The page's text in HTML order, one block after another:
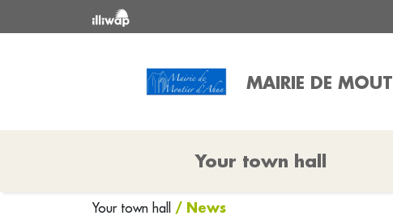
MAIRIE DE
Your town hall
Your town hall / News